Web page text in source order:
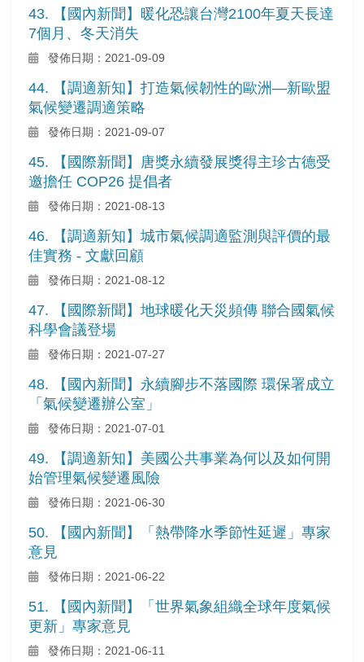
43. 【國內新聞】暖化恐讓台灣2100年夏天長達
7個月、冬天消失
發佈日期：2021-09-09
44. 【調適新知】打造氣候韌性的歐洲—新歐盟
氣候變遷調適策略
發佈日期：2021-09-07
45. 【國際新聞】唐獎永續發展獎得主珍古德受
邀擔任 COP26 提倡者
發佈日期：2021-08-13
46. 【調適新知】城市氣候調適監測與評價的最
佳實務 - 文獻回顧
發佈日期：2021-08-12
47. 【國際新聞】地球暖化天災頻傳 聯合國氣候
科學會議登場
發佈日期：2021-07-27
48. 【國內新聞】永續腳步不落國際 環保署成立
「氣候變遷辦公室」
發佈日期：2021-07-01
49. 【調適新知】美國公共事業為何以及如何開
始管理氣候變遷風險
發佈日期：2021-06-30
50. 【國內新聞】「熱帶降水季節性延遲」專家
意見
發佈日期：2021-06-22
51. 【國內新聞】「世界氣象組織全球年度氣候
更新」專家意見
發佈日期：2021-06-11